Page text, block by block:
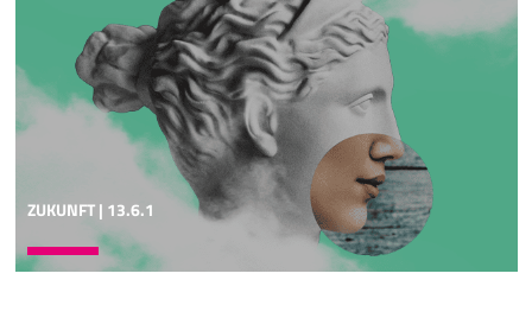
ZUKUNFT | 13.6.1